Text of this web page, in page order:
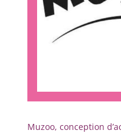
Muzoo, conception